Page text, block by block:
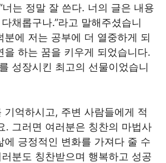
는 정말 잘 쓴다. 너의 글은 내용
채롭구나.”라고 말해주셨습니
분에 저는 공부에 더 열중하게 되
을 하는 꿈을 키우게 되었습니다.
성장시킨 최고의 선물이었습니
기억하시고, 주변 사람들에게 적
. 그러면 여러분은 칭찬의 마법사
에 긍정적인 변화를 가져다 줄 수
분도 칭찬받으며 행복하고 성공